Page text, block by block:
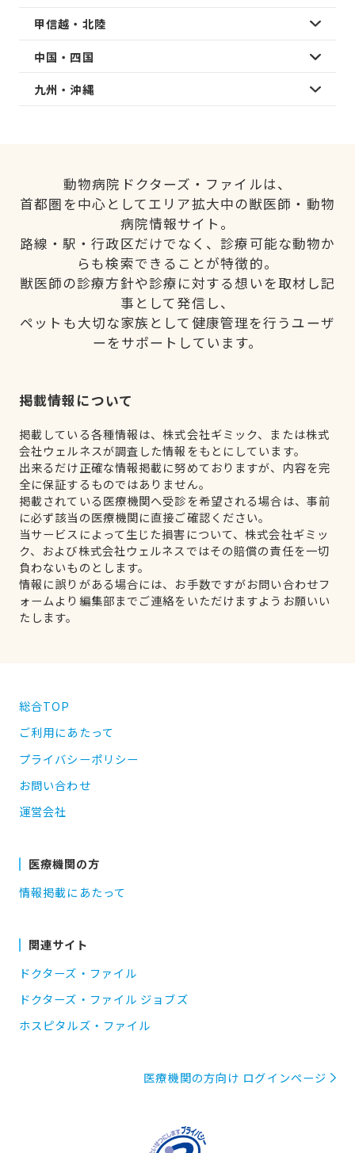
甲信越・北陸
中国・四国
九州・沖縄
動物病院ドクターズ・ファイルは、
首都圏を中心としてエリア拡大中の獣医師・動物
病院情報サイト。
路線・駅・行政区だけでなく、診療可能な動物か
らも検索できることが特徴的。
獣医師の診療方針や診療に対する想いを取材し記
事として発信し、
ペットも大切な家族として健康管理を行うユーザ
ーをサポートしています。
掲載情報について
掲載している各種情報は、株式会社ギミック、または株式
会社ウェルネスが調査した情報をもとにしています。
出来るだけ正確な情報掲載に努めておりますが、内容を完
全に保証するものではありません。
掲載されている医療機関へ受診を希望される場合は、事前
に必ず該当の医療機関に直接ご確認ください。
当サービスによって生じた損害について、株式会社ギミッ
ク、および株式会社ウェルネスではその賠償の責任を一切
負わないものとします。
情報に誤りがある場合には、お手数ですがお問い合わせフ
ォームより編集部までご連絡をいただけますようお願いい
たします。
総合TOP
ご利用にあたって
プライバシーポリシー
お問い合わせ
運営会社
医療機関の方
情報掲載にあたって
関連サイト
ドクターズ・ファイル
ドクターズ・ファイル ジョブズ
ホスピタルズ・ファイル
医療機関の方向け ログインページ